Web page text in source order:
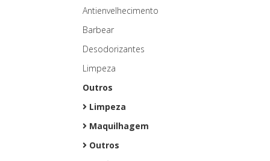
Antienvelhecimento
Barbear
Desodorizantes
Limpeza
Outros
Limpeza
Maquilhagem
Outros